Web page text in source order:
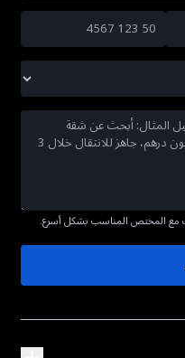
مع المختص المناسب بشكل أسرع.